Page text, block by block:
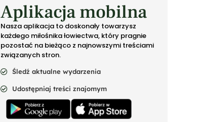
Aplikacja mobilna
Nasza aplikacja to doskonały towarzysz
każdego miłośnika łowiectwa, który pragnie
pozostać na bieżąco z najnowszymi treściami
związanych stron.
Śledź aktualne wydarzenia
Udostępniaj treści znajomym